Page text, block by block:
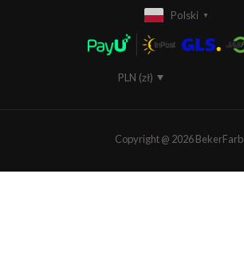
Polski ▼
PLN (zł)
Copyright @ 2026 BekerFarb